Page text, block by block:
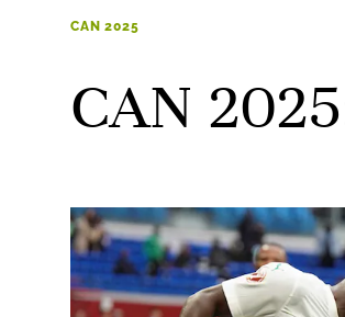
CAN 2025
CAN